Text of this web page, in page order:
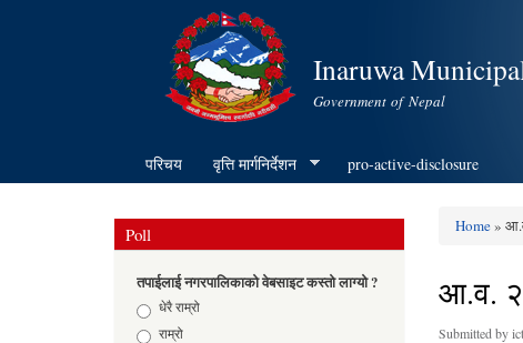
Inaruwa
Government of Nepal
परिचय वृत्ति मार्गनिर्देशन pro-active-disclosure
Poll
तपाईलाई नगरपालिकाको वेबसाइट कस्तो लाग्यो ?
Choicesधेरै राम्रो
राम्रो
Home»
आ.व.
Submitted by